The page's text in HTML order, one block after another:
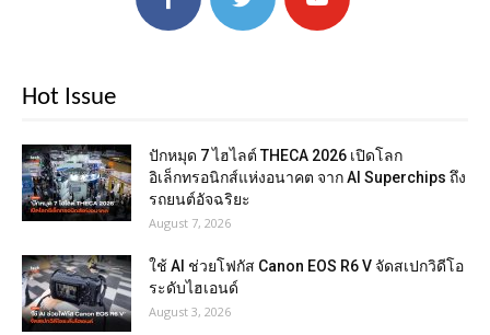
Hot Issue
ปักหมุด 7 ไฮไลต์ THECA 2026 เปิดโลก
อิเล็กทรอนิกส์แห่งอนาคต จาก AI Superchips ถึง
รถยนต์อัจฉริยะ
August 7, 2026
ใช้ AI ช่วยโฟกัส Canon EOS R6 V จัดสเปกวิดีโอ
ระดับไฮเอนด์
August 3, 2026